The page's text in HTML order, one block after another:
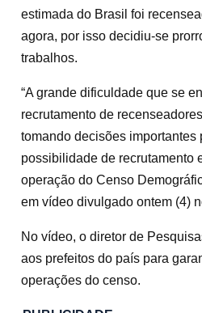
estimada do Brasil foi
agora, por isso decidiu-se
trabalhos.
“A grande dificuldade que se
recrutamento de
tomando decisões importantes
possibilidade de recrutamento
operação do Censo
em vídeo divulgado ontem (4)
No vídeo, o diretor de
aos prefeitos do país para
operações do censo.